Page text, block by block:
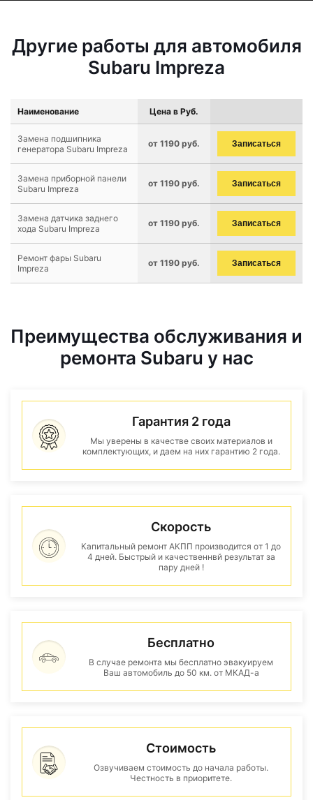
Другие работы для автомобиля
Subaru Impreza
Наименование Цена в Руб.
Замена подшипника
генератора Subaru Impreza
от 1190 руб. Записаться
Замена приборной панели
Subaru Impreza
от 1190 руб. Записаться
Замена датчика заднего
хода Subaru Impreza
от 1190 руб. Записаться
Ремонт фары Subaru
Impreza
от 1190 руб. Записаться
Преимущества обслуживания и
ремонта Subaru у нас
Гарантия 2 года
Мы уверены в качестве своих материалов и
комплектующих, и даем на них гарантию 2 года.
Скорость
Капитальный ремонт АКПП производится от 1 до
4 дней. Быстрый и качественнвй результат за
пару дней !
Бесплатно
В случае ремонта мы бесплатно эвакуируем
Ваш автомобиль до 50 км. от МКАД-а
Стоимость
Озвучиваем стоимость до начала работы.
Честность в приоритете.